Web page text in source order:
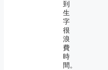
到
生
字
很
浪
費
時
間。